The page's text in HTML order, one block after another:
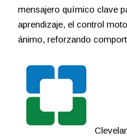
mensajero químico clave
aprendizaje, el control
ánimo, reforzando